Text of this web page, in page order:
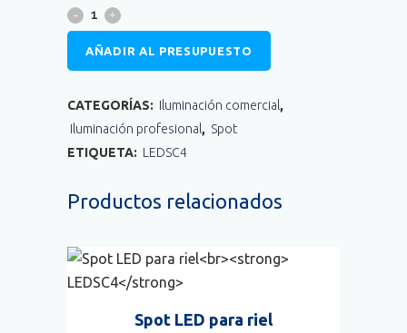
AÑADIR AL PRESUPUESTO
CATEGORÍAS: Iluminación comercial ,
Iluminación profesional , Spot
ETIQUETA: LEDSC4
Productos relacionados
Spot LED para riel